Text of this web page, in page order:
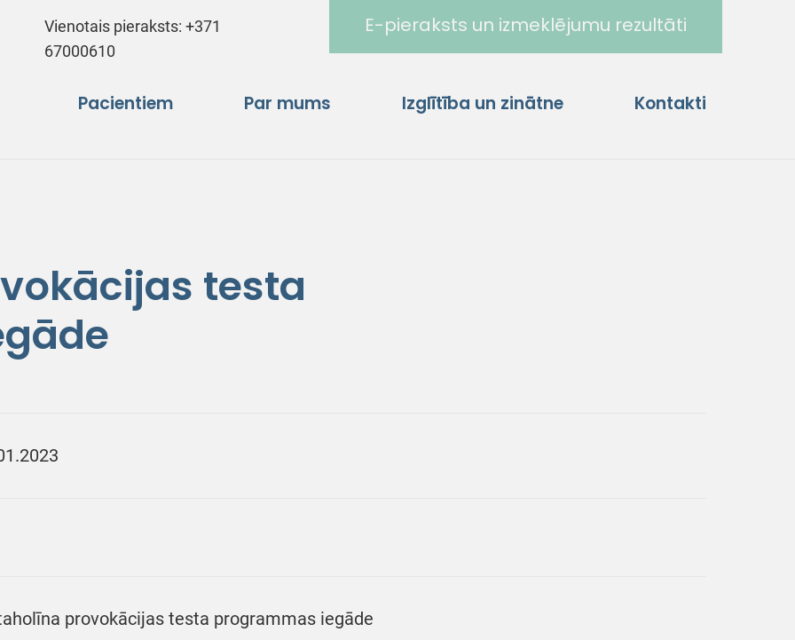
Vienotais pieraksts:+371
67000610
E-pieraksts un izmeklējumu rezultāti
Pacientiem Par mums Izglītība un zinātne Kontakti
testa
provokācijas testa programmas iegāde